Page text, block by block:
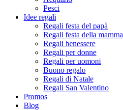
Pesci
Idee regali
Regali festa del papà
Regali festa della mamma
Regali benessere
Regali per donne
Regali per uomoni
Buono regalo
Regali di Natale
Regali San Valentino
Promos
Blog